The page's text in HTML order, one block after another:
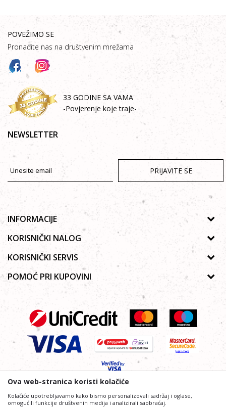
POVEŽIMO SE
Pronađite nas na društvenim mrežama
33 GODINE SA VAMA
-Povjerenje koje traje-
NEWSLETTER
PRIJAVITE SE
INFORMACIJE
O nama
Galerija
Saradnja
KORISNIČKI NALOG
Uputstvo za registraciju
Zaboravljena lozinka
Poručivanje
KORISNIČKI SERVIS
Politika privatnosti
Autorska prava
Uslovi korišćenja
Uslovi isporuke
Reklamacije
Plaćanje platnim karticama
POMOĆ PRI KUPOVINI
Kako kupiti online?
Najčešća pitanja
Ova web-stranica koristi kolačiće
Kolačiće upotrebljavamo kako bismo personalizovali sadržaj i oglase,
omogućili funkcije društvenih medija i analizirali saobraćaj.